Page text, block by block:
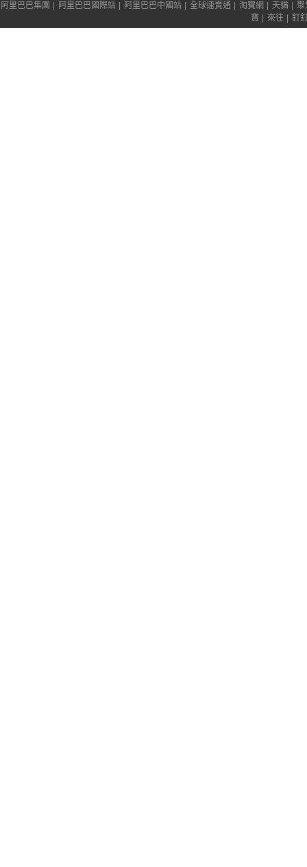
阿里巴巴集團
阿里巴巴國際站 阿里巴巴中國站 全球速賣通 淘寶網 天貓
聚
寶
來往 釘